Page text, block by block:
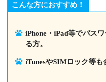
こんな方におすすめ！
iPhone・iPad等でパス
る方。
iTunesやSIMロック等も